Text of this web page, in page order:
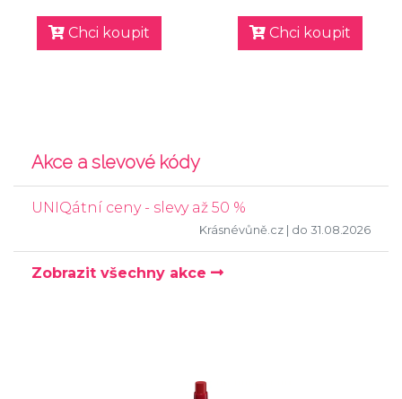
Chci koupit Chci koupit
Akce a slevové kódy
UNIQátní ceny - slevy až 50 %
Krásnévůně.cz | do 31.08.2026
Zobrazit všechny akce